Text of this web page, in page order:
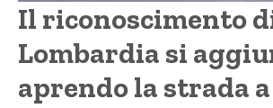
Il riconoscimento
Lombardia si
aprendo la strada